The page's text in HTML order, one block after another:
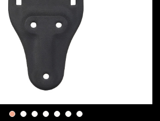
1 2 3 4 5 6 7